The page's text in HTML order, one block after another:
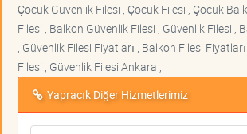
Çocuk Güvenlik Filesi , Çocuk Filesi , Çocuk
Filesi , Balkon Güvenlik Filesi , Güvenlik Filesi ,
, Güvenlik Filesi Fiyatları , Balkon Filesi
Filesi , Güvenlik Filesi Ankara ,
Yapracık Diğer Hizmetlerimiz